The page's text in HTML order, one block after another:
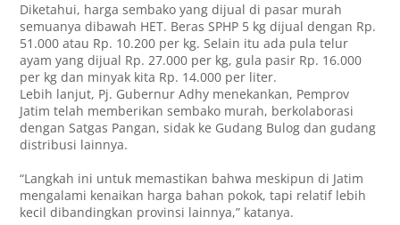
Diketahui, harga sembako yang dijual di pasar murah
semuanya dibawah HET. Beras SPHP 5 kg dijual dengan Rp.
51.000 atau Rp. 10.200 per kg. Selain itu ada pula telur
ayam yang dijual Rp. 27.000 per kg, gula pasir Rp. 16.000
per kg dan minyak kita Rp. 14.000 per liter.
Lebih lanjut, Pj. Gubernur Adhy menekankan, Pemprov
Jatim telah memberikan sembako murah, berkolaborasi
dengan Satgas Pangan, sidak ke Gudang Bulog dan gudang
distribusi lainnya.
“Langkah ini untuk memastikan bahwa meskipun di Jatim
mengalami kenaikan harga bahan pokok, tapi relatif lebih
kecil dibandingkan provinsi lainnya,” katanya.